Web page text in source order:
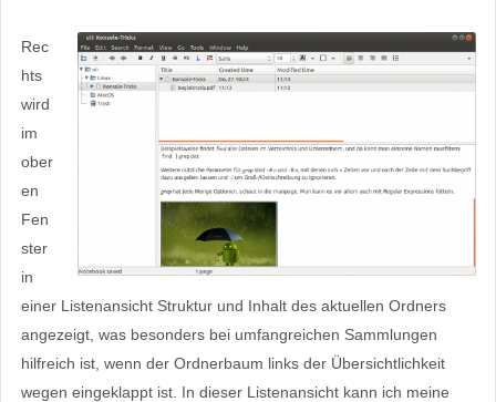
Rec
hts
wird
im
ober
en
Fen
ster
in
einer Listenansicht Struktur und Inhalt des aktuellen Ordners
angezeigt, was besonders bei umfangreichen Sammlungen
hilfreich ist, wenn der Ordnerbaum links der Übersichtlichkeit
wegen eingeklappt ist. In dieser Listenansicht kann ich meine